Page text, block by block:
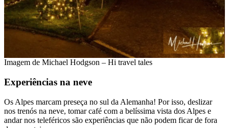
Imagem de Michael Hodgson – Hi travel tales
Experiências na neve
Os Alpes marcam preseça no sul da Alemanha! Por isso, deslizar
nos trenós na neve, tomar café com a belíssima vista dos Alpes e
andar nos teleféricos são experiências que não podem ficar de fora